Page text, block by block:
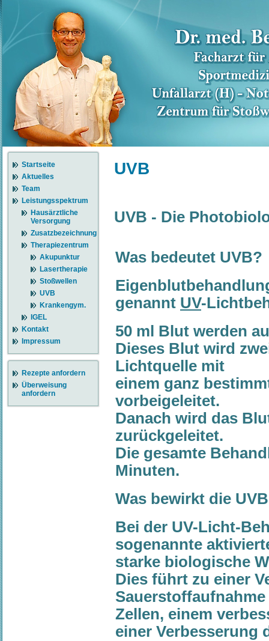
Startseite
Aktuelles
Team
Leistungsspektrum
Hausärztliche
Versorgung
Zusatzbezeichnung
Therapiezentrum
Akupunktur
Lasertherapie
Stoßwellen
UVB
Krankengym.
IGEL
Kontakt
Impressum
Rezepte anfordern
Überweisung
anfordern
UVB
UVB - Die
Was bedeutet UVB?
genannt UV-
50 ml Blut werden
Dieses Blut wird
Lichtquelle mit
einem ganz
vorbeigeleitet.
Danach wird das
zurückgeleitet.
Die gesamte
Minuten.
Was bewirkt die
Bei der UV-Licht-
sogenannte
starke biologische
Dies führt zu einer
Sauerstoffaufnahme
Zellen, einem
einer Verbesserung